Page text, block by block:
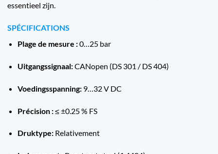
essentieel zijn.
SPÉCIFICATIONS
Plage de mesure :0…25 bar
Uitgangssignaal:CANopen (DS 301 / DS 404)
Voedingsspanning:9…32 V DC
Précision :≤ ±0.25 % FS
Druktype:Relativement